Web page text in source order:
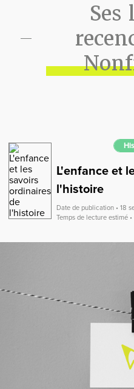
Ses
L'enfance et
l'histoire
Date de publication • 18
Temps de lecture estimé